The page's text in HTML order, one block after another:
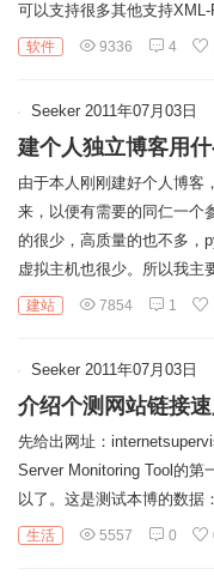
友
可以支持很多其他支持
软件 9336 4
Seeker 2011年07月03日
建个人独立博客用
由于本人刚刚建好个人博客
来，以便有需要的同仁一个
的很少，高质量的也不多，
虚拟主机也很少。所以我主
建站 7854 1
Seeker 2011年07月03日
介绍个测网站链接
先给出网址：
Server Monitoring Tool的第
以了。这是测试本博的数据
生活 5557 0